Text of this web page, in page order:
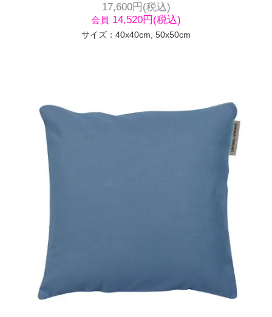
17,600円(税込)
会員 14,520円(税込)
サイズ：40x40cm, 50x50cm